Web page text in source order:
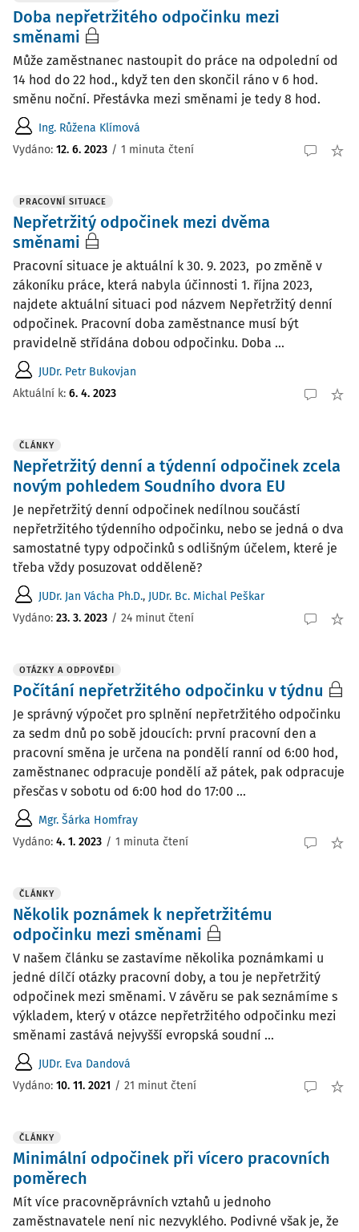
Doba nepřetržitého odpočinku mezi
směnami
Může zaměstnanec nastoupit do práce na odpolední od
14 hod do 22 hod., když ten den skončil ráno v 6 hod.
směnu noční. Přestávka mezi směnami je tedy 8 hod.
Ing. Růžena Klímová
Vydáno: 12. 6. 2023 / 1 minuta čtení
PRACOVNÍ SITUACE
Nepřetržitý odpočinek mezi dvěma
směnami
Pracovní situace je aktuální k 30. 9. 2023, po změně v
zákoníku práce, která nabyla účinnosti 1. října 2023,
najdete aktuální situaci pod názvem Nepřetržitý denní
odpočinek. Pracovní doba zaměstnance musí být
pravidelně střídána dobou odpočinku. Doba ...
JUDr. Petr Bukovjan
Aktuální k: 6. 4. 2023
ČLÁNKY
Nepřetržitý denní a týdenní odpočinek zcela
novým pohledem Soudního dvora EU
Je nepřetržitý denní odpočinek nedílnou součástí
nepřetržitého týdenního odpočinku, nebo se jedná o dva
samostatné typy odpočinků s odlišným účelem, které je
třeba vždy posuzovat odděleně?
JUDr. Jan Vácha Ph.D., JUDr. Bc. Michal Peškar
Vydáno: 23. 3. 2023 / 24 minut čtení
OTÁZKY A ODPOVĚDI
Počítání nepřetržitého odpočinku v týdnu
Je správný výpočet pro splnění nepřetržitého odpočinku
za sedm dnů po sobě jdoucích: první pracovní den a
pracovní směna je určena na pondělí ranní od 6:00 hod,
zaměstnanec odpracuje pondělí až pátek, pak odpracuje
přesčas v sobotu od 6:00 hod do 17:00 ...
Mgr. Šárka Homfray
Vydáno: 4. 1. 2023 / 1 minuta čtení
ČLÁNKY
Několik poznámek k nepřetržitému
odpočinku mezi směnami
V našem článku se zastavíme několika poznámkami u
jedné dílčí otázky pracovní doby, a tou je nepřetržitý
odpočinek mezi směnami. V závěru se pak seznámíme s
výkladem, který v otázce nepřetržitého odpočinku mezi
směnami zastává nejvyšší evropská soudní ...
JUDr. Eva Dandová
Vydáno: 10. 11. 2021 / 21 minut čtení
ČLÁNKY
Minimální odpočinek při vícero pracovních
poměrech
Mít více pracovněprávních vztahů u jednoho
zaměstnavatele není nic nezvyklého. Podivné však je, že